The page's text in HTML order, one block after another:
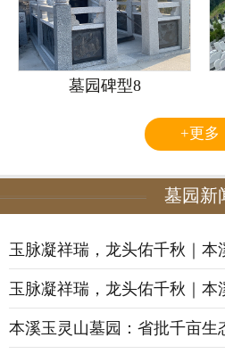
墓园碑型8
+更多
墓园新
玉脉凝祥瑞，龙头佑千秋｜
玉脉凝祥瑞，龙头佑千秋｜
本溪玉灵山墓园：省批千亩生